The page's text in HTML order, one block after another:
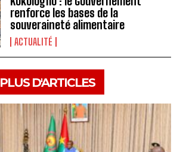
renforce les bases de la
souveraineté alimentaire ‎
ACTUALITÉ
PLUS D'ARTICLES